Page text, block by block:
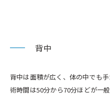
背中
背中は面積が広く、体の中でも
術時間は50分から70分ほどが一